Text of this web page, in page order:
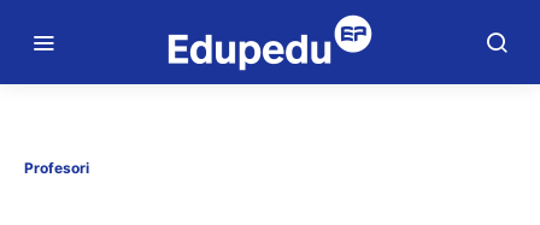
Profesori